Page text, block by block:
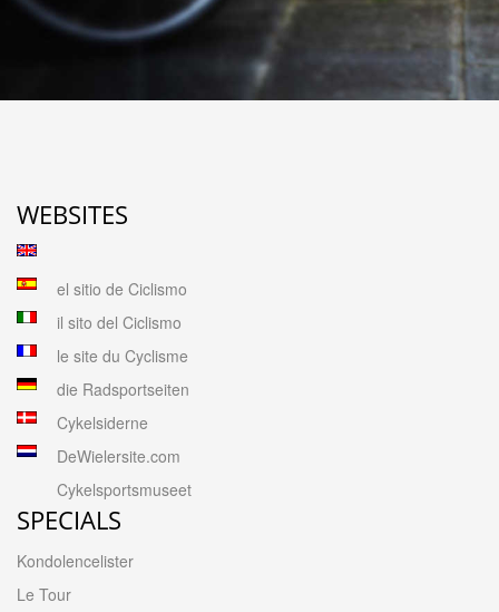
WEBSITES
el sitio de Ciclismo
il sito del Ciclismo
le site du Cyclisme
die Radsportseiten
Cykelsiderne
DeWielersite.com
Cykelsportsmuseet
SPECIALS
Kondolencelister
Le Tour